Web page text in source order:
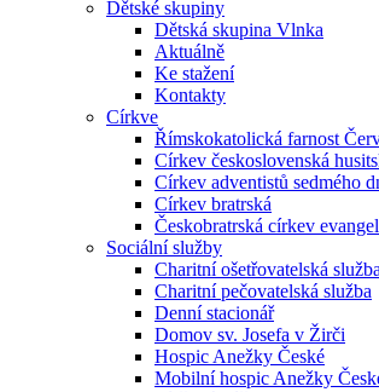
Dětské skupiny
Dětská skupina Vlnka
Aktuálně
Ke stažení
Kontakty
Církve
Římskokatolická farnost
Církev československá
Církev adventistů sedmého
Církev bratrská
Českobratrská církev
Sociální služby
Charitní ošetřovatelská služba
Charitní pečovatelská služba
Denní stacionář
Domov sv. Josefa v Žirči
Hospic Anežky České
Mobilní hospic Anežky